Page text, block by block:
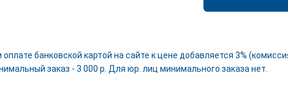
оплате банковской картой на сайте к цене добавляется 3%
заказ - 3 000 р. Для юр. лиц минимального заказа нет.